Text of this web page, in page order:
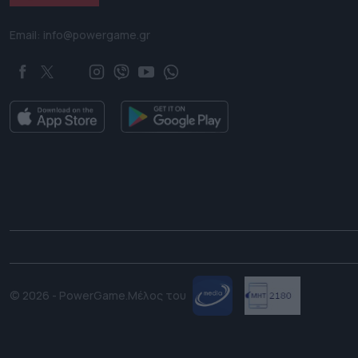
Email: info@powergame.gr
© 2026 - PowerGame.Μέλος του